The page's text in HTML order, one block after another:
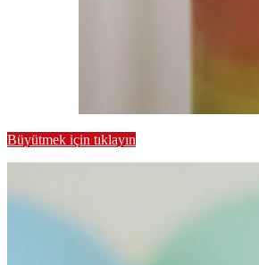
Büyütmek için tıklayın